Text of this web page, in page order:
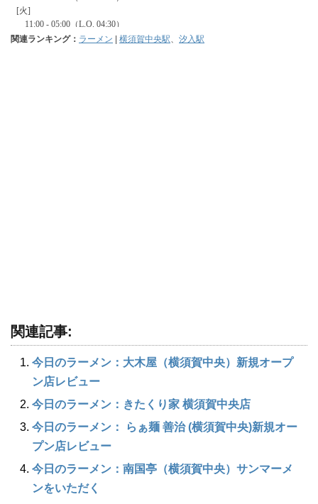
関連ランキング： ラーメン 横須賀中央駅、 汐入駅
関連記事:
今日のラーメン：大木屋（横須賀中央）新規オープ
ン店レビュー
今日のラーメン：きたくり家 横須賀中央店
今日のラーメン： らぁ麺 善治 (横須賀中央)新規オー
プン店レビュー
今日のラーメン：南国亭（横須賀中央）サンマーメ
ンをいただく